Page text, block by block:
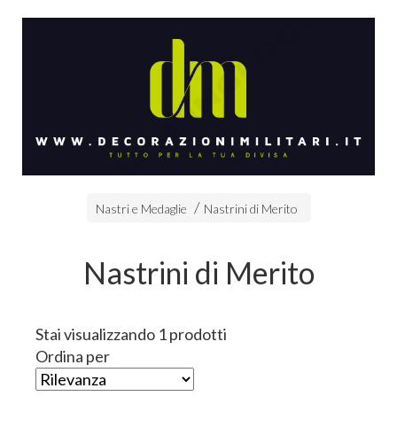
Nastri e Medaglie Nastrini di Merito
Nastrini di Merito
Stai visualizzando 1 prodotti
Ordina per